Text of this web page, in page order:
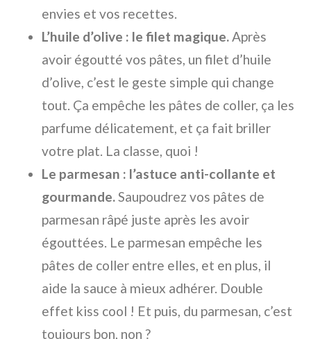
envies et vos recettes.
L’huile d’olive : le filet magique.Après
avoir égoutté vos pâtes, un filet d’huile
d’olive, c’est le geste simple qui change
tout. Ça empêche les pâtes de coller, ça les
parfume délicatement, et ça fait briller
votre plat. La classe, quoi !
Le parmesan : l’astuce anti-collante et
gourmande.Saupoudrez vos pâtes de
parmesan râpé juste après les avoir
égouttées. Le parmesan empêche les
pâtes de coller entre elles, et en plus, il
aide la sauce à mieux adhérer. Double
effet kiss cool ! Et puis, du parmesan, c’est
toujours bon, non ?